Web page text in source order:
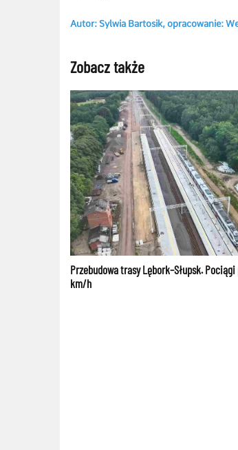
Autor: Sylwia Bartosik, opracowanie:
Zobacz także
Przebudowa trasy Lębork–Słupsk.
km/h